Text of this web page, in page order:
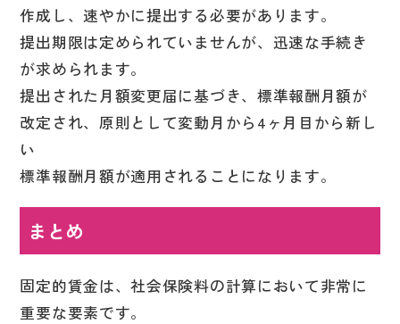
作成し、速やかに提出する必要があります。
提出期限は定められていませんが、迅速な手続き
が求められます。
提出された月額変更届に基づき、標準報酬月額が
改定され、原則として変動月から4ヶ月目から新し
い
標準報酬月額が適用されることになります。
まとめ
固定的賃金は、社会保険料の計算において非常に
重要な要素です。